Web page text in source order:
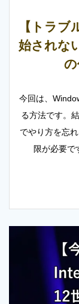
【トラ
始されな
の
今回は、
る方法です。
でやり方を忘
限が必要